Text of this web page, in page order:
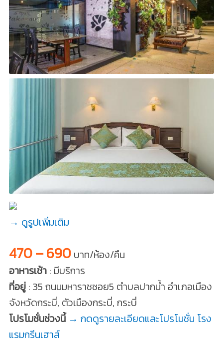
→ ดูรูปเพิ่มเติม
470 – 690บาท/ห้อง/คืน
อาหารเช้า: มีบริการ
ที่อยู่: 35 ถนนมหาราชซอย5 ตำบลปากน้ำ อำเภอเมือง
จังหวัดกระบี่, ตัวเมืองกระบี่, กระบี่
โปรโมชั่นช่วงนี้ → กดดูรายละเอียดและโปรโมชั่น โรง
แรมกรีนเฮาส์